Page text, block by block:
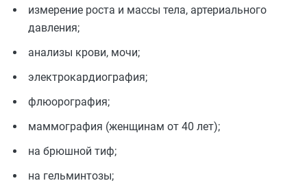
измерение роста и массы тела, артериального
давления;
анализы крови, мочи;
электрокардиография;
флюорография;
маммография (женщинам от 40 лет);
на брюшной тиф;
на гельминтозы;